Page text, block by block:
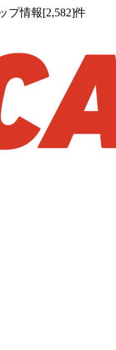
プ情報[2,582]件